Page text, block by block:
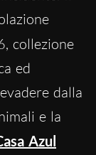
collezione
ed
dalla
e la
Azul